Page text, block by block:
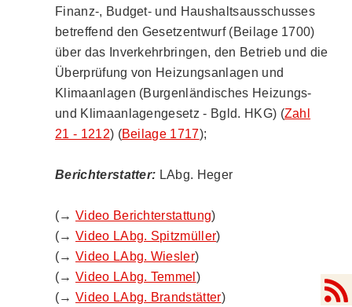
Finanz-, Budget- und Haushaltsausschusses
betreffend den Gesetzentwurf (Beilage 1700)
über das Inverkehrbringen, den Betrieb und die
Überprüfung von Heizungsanlagen und
Klimaanlagen (Burgenländisches Heizungs-
und Klimaanlagengesetz - Bgld. HKG) (Zahl
21 - 1212) (Beilage 1717);
Berichterstatter: LAbg. Heger
(→ Video Berichterstattung)
(→ Video LAbg. Spitzmüller)
(→ Video LAbg. Wiesler)
(→ Video LAbg. Temmel )
(→ Video LAbg. Brandstätter)